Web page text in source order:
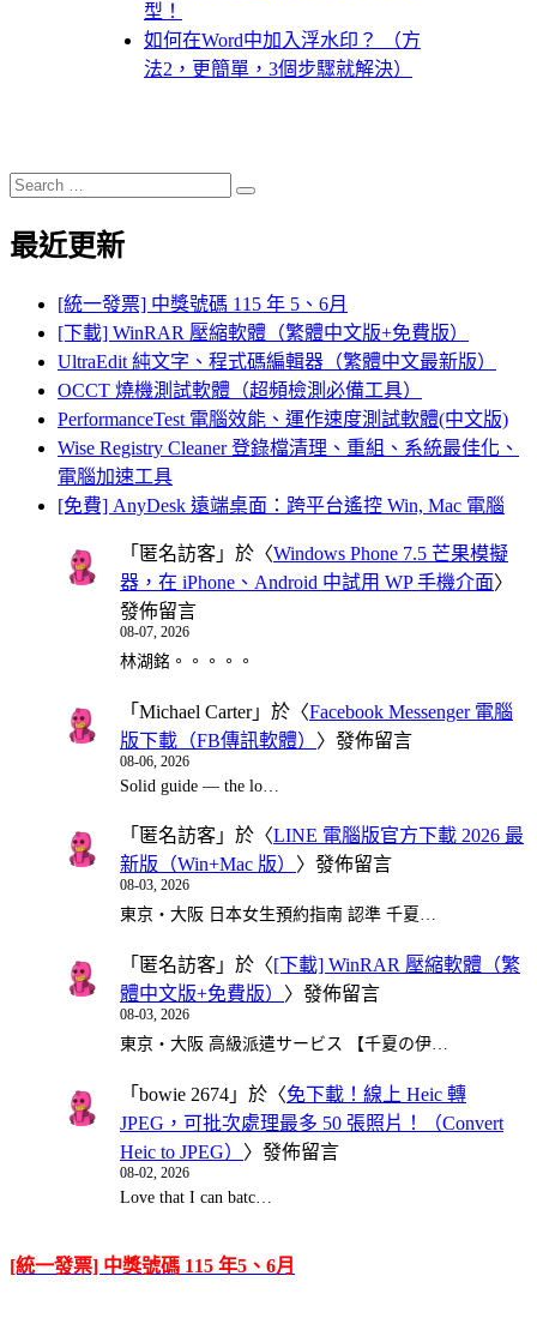
型！
如何在Word中加入浮水印？ （方
法2，更簡單，3個步驟就解決）
Search
for:
Search
最近更新
[統一發票] 中獎號碼 115 年 5、6月
[下載] WinRAR 壓縮軟體（繁體中文版+免費版）
UltraEdit 純文字、程式碼編輯器（繁體中文最新版）
OCCT 燒機測試軟體（超頻檢測必備工具）
PerformanceTest 電腦效能、運作速度測試軟體(中文版)
Wise Registry Cleaner 登錄檔清理、重組、系統最佳化、
電腦加速工具
[免費] AnyDesk 遠端桌面：跨平台遙控 Win, Mac 電腦
「 匿名訪客 」於〈Windows Phone 7.5 芒果模擬
器，在 iPhone、Android 中試用 WP 手機介面〉
發佈留言
08-07, 2026
林湖銘。。。。。
「 Michael Carter」於〈Facebook Messenger 電腦
版下載（FB傳訊軟體） 〉發佈留言
08-06, 2026
Solid guide — the lo…
「 匿名訪客 」於〈LINE 電腦版官方下載 2026 最
新版（Win+Mac 版） 〉發佈留言
08-03, 2026
東京・大阪 日本女生預約指南 認準 千夏…
「 匿名訪客 」於〈[下載] WinRAR 壓縮軟體（繁
體中文版+免費版） 〉發佈留言
08-03, 2026
東京・大阪 高級派遣サービス 【千夏の伊…
「 bowie 2674 」於〈免下載！線上 Heic 轉
JPEG，可批次處理最多 50 張照片！（Convert
Heic to JPEG） 〉發佈留言
08-02, 2026
Love that I can batc…
[統一發票] 中獎號碼 115 年5、6月